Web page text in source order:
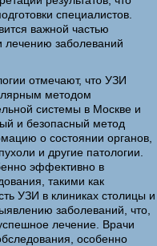
специалистов.
важной частью
лечению заболеваний
отмечают, что УЗИ
методом
системы в Москве и
и безопасный метод
о состоянии органов,
и другие патологии.
эффективно в
такими как
УЗИ в клиниках столицы и
заболеваний, что,
лечение. Врачи
особенно